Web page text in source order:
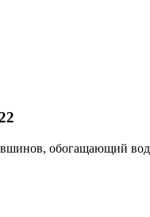
обогащающий